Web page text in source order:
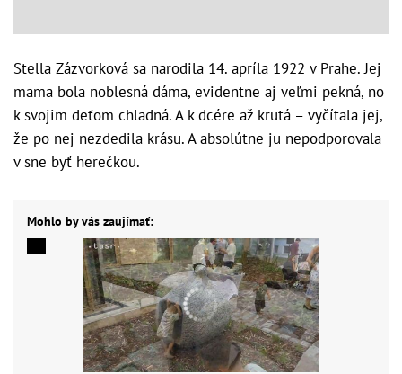
Stella Zázvorková sa narodila 14. apríla 1922 v Prahe. Jej
mama bola noblesná dáma, evidentne aj veľmi pekná, no
k svojim deťom chladná. A k dcére až krutá – vyčítala jej,
že po nej nezdedila krásu. A absolútne ju nepodporovala
v sne byť herečkou.
Mohlo by vás zaujímať: